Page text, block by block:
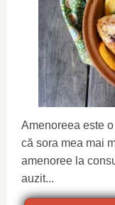
Amenoreea este
că sora mea mai
amenoree la
auzit...